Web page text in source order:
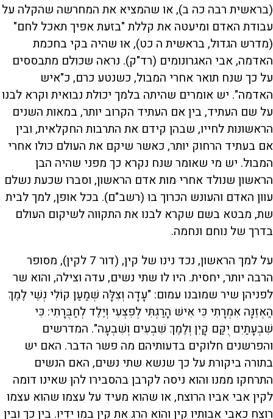
(בראשית רבה כה ב), או שהמציא את המחרשה שהקלה על
עבודת האדם ומיעטה את קללת "בזעת אפיך תאכל לחם"
(מדרש הגדול, בראשית ה כט), או שהיה בקי בחכמת
האדמה, אבי האגרונומים (רד"ק). נראה שכולם מתבססים
על כך שנח תואר אחרי המבול, כשנטע כרם, כ"איש
האדמה". יש אומרים שהיתה בלמך יכולת נבואית וקרא לבנו
על שם העתיד, בין אם העתיד הקרוב יותר, במאות השנים
הראשונות לחייו, שבהן קידם את התרבות החקלאית, ובין
אם בעתיד הרחוק יותר, כאשר שיקם את העולם כולו אחרי
המבול. יש מי שאומר שנח נקרא כך מפני שהיה הבן
הראשון שנולד אחרי מות אדם הראשון, וסברו שכעת נשלם
עוון האדם והעונש הכרוך בו (רשב"ם). בכל אופן, למך לבית
שת, מבטא בשם שקרא לבנו את התקווה לשיקום העולם
בדרך של נוחם ונחמה.
על למך הראשון, נכד נינו של קין, (דור 7 לקין), מסופר
הרבה יותר, יחסית. היו לו שתי נשים, עדה וצילה, והוא שר
לפניהן שיר שמובנו עמום: "עָדָה וְצִלָּה שְׁמַעַן קוֹלִי נְשֵׁי לֶמֶךְ
הַאְזֵנָּה אִמְרָתִי כִּי אִישׁ הָרַגְתִּי לְפִצְעִי וְיֶלֶד לְחַבֻּרָתִי: כִּי
שִׁבְעָתַיִם יֻקַּם קָיִן וְלֶמֶךְ שִׁבְעִים וְשִׁבְעָה". המדרשים
והפרשנים חלוקים בדעותיהם מה פשר הדבר. האם יש
בתורה ביקורת על כך שנשא שתי נשים, האם הנשים
התרחקו ממנו והוא ניסה לקרבן בהסבירו להן שאינו דומה
לקין אבי אביו הרוצח, או שהוא מעיד על עצמו שהוא עצמו
רוצח כאבי אבותיו קין והוא הרג את קין במו ידיו. בין כך ובין